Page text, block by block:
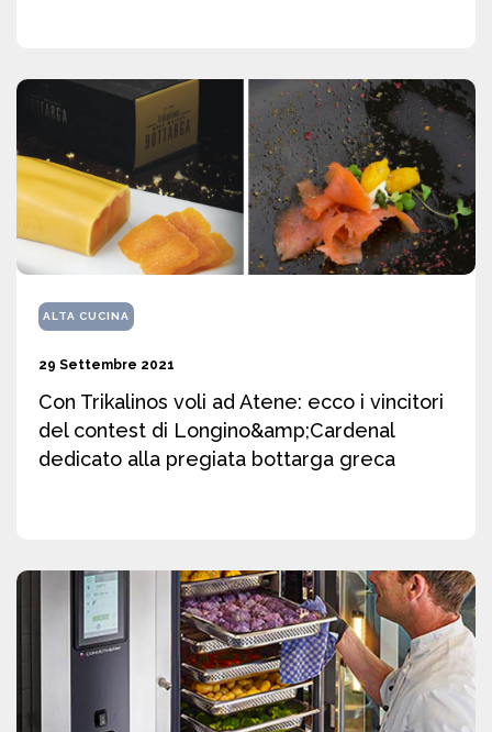
ALTA CUCINA
29 Settembre 2021
Con Trikalinos voli ad Atene: ecco i vincitori
del contest di Longino&amp;Cardenal
dedicato alla pregiata bottarga greca